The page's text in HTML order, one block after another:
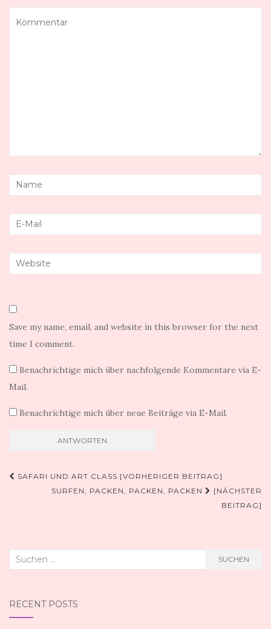
Save my name, email, and website in this browser for the next
time I comment.
Benachrichtige mich über nachfolgende Kommentare via E-
Mail.
Benachrichtige mich über neue Beiträge via E-Mail.
Beitragsnavigation
SAFARI UND ART CLASS [VORHERIGER BEITRAG]
SURFEN, PACKEN, PACKEN, PACKEN
[NÄCHSTER
BEITRAG]
Suchen
SUCHEN
RECENT POSTS